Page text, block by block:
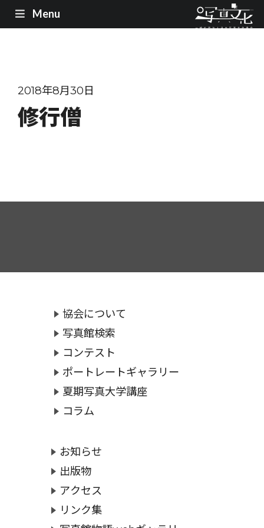
Menu
2018年8月30日
修行僧
協会について
写真館検索
コンテスト
ポートレートギャラリー
夏期写真大学講座
コラム
お知らせ
出版物
アクセス
リンク集